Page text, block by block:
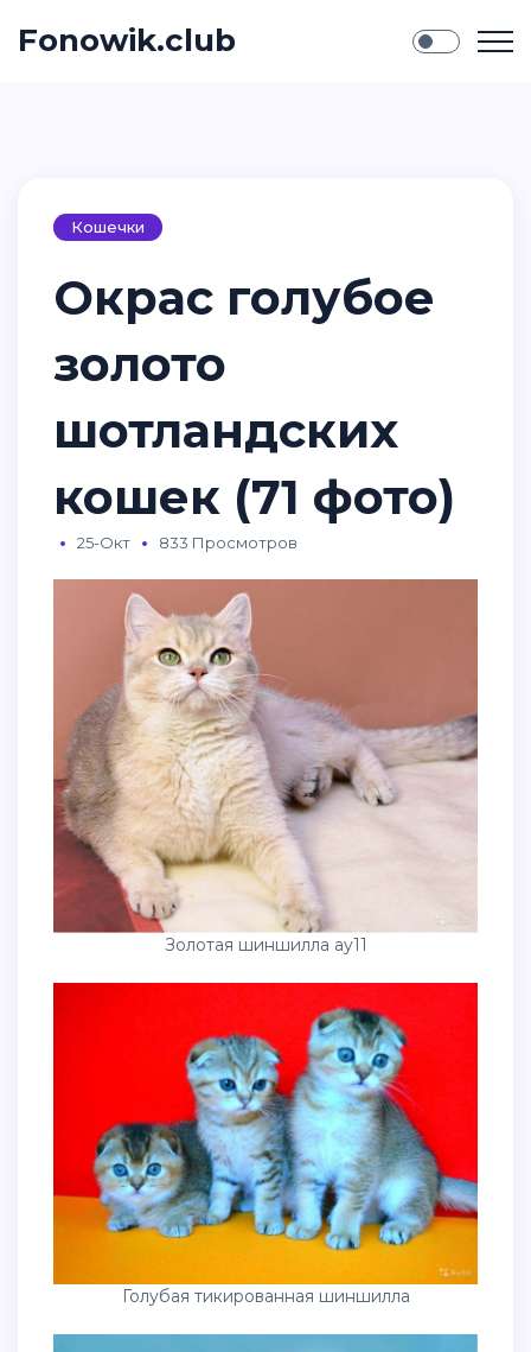
Fonowik.club
Кошечки
Окрас голубое
золото
шотландских
кошек (71 фото)
25-Окт 833 Просмотров
Золотая шиншилла ay11
Голубая тикированная шиншилла